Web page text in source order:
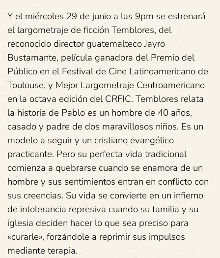
Y el miércoles 29 de junio a las 9pm se estrenará
el largometraje de ficción Temblores, del
reconocido director guatemalteco Jayro
Bustamante, película ganadora del Premio del
Público en el Festival de Cine Latinoamericano de
Toulouse, y Mejor Largometraje Centroamericano
en la octava edición del CRFIC. Temblores relata
la historia de Pablo es un hombre de 40 años,
casado y padre de dos maravillosos niños. Es un
modelo a seguir y un cristiano evangélico
practicante. Pero su perfecta vida tradicional
comienza a quebrarse cuando se enamora de un
hombre y sus sentimientos entran en conflicto con
sus creencias. Su vida se convierte en un infierno
de intolerancia represiva cuando su familia y su
iglesia deciden hacer lo que sea preciso para
«curarle», forzándole a reprimir sus impulsos
mediante terapia.